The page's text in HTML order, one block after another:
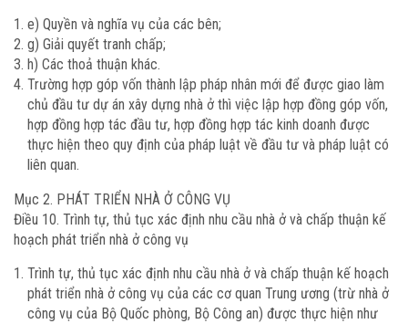
e) Quyền và nghĩa vụ của các bên;
g) Giải quyết tranh chấp;
h) Các thoả thuận khác.
Trường hợp góp vốn thành lập pháp nhân mới để được giao làm
chủ đầu tư dự án xây dựng nhà ở thì việc lập hợp đồng góp vốn,
hợp đồng hợp tác đầu tư, hợp đồng hợp tác kinh doanh được
thực hiện theo quy định của pháp luật về đầu tư và pháp luật có
liên quan.
Mục 2. PHÁT TRIỂN NHÀ Ở CÔNG VỤ
Điều 10. Trình tự, thủ tục xác định nhu cầu nhà ở và chấp thuận kế
hoạch phát triển nhà ở công vụ
Trình tự, thủ tục xác định nhu cầu nhà ở và chấp thuận kế hoạch
phát triển nhà ở công vụ của các cơ quan Trung ương (trừ nhà ở
công vụ của Bộ Quốc phòng, Bộ Công an) được thực hiện như